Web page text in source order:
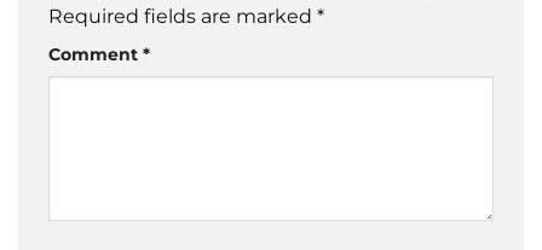
Required fields are marked *
Comment *